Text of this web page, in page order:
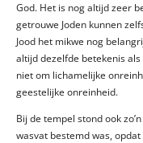
God. Het is nog altijd zeer
getrouwe Joden kunnen
Jood het mikwe nog
altijd dezelfde betekenis
niet om lichamelijke
geestelijke onreinheid.
Bij de tempel stond ook
wasvat bestemd was,